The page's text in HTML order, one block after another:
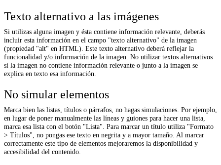
Texto alternativo a las imágenes
Si utilizas alguna imagen y ésta contiene información relevante, deberás
incluir esta información en el campo "texto alternativo" de la imagen
(propiedad "alt" en HTML). Este texto alternativo deberá reflejar la
funcionalidad y/o información de la imagen. No utilizar textos alternativos
si la imagen no contiene información relevante o junto a la imagen se
explica en texto esa información.
No simular elementos
Marca bien las listas, títulos o párrafos, no hagas simulaciones. Por ejemplo,
en lugar de poner manualmente las líneas y guiones para hacer una lista,
marca esa lista con el botón "Lista". Para marcar un título utiliza "Formato
> Títulos", no pongas ese texto en negrita y a mayor tamaño. Al marcar
correctamente este tipo de elementos mejoraremos la disponibilidad y
accesibilidad del contenido.